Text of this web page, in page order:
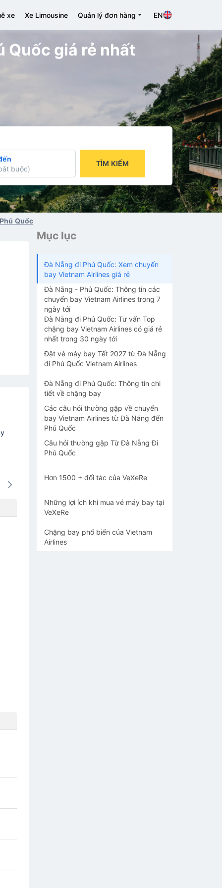
xe Xe Limousine Quản lý đơn hàng EN
Quốc giá rẻ nhất
buộc)
TÌM KIẾM
Quốc
15/08
16/08
Mục lục
Đà Nẵng đi Phú Quốc: Xem chuyến
bay Vietnam Airlines giá rẻ
Đà Nẵng - Phú Quốc: Thông tin các
chuyến bay Vietnam Airlines trong 7
ngày tới
Đà Nẵng đi Phú Quốc: Tư vấn Top
chặng bay Vietnam Airlines có giá rẻ
nhất trong 30 ngày tới
Đặt vé máy bay Tết 2027 từ Đà Nẵng
đi Phú Quốc Vietnam Airlines
Đà Nẵng đi Phú Quốc: Thông tin chi
tiết về chặng bay
Các câu hỏi thường gặp về chuyến
bay Vietnam Airlines từ Đà Nẵng đến
Phú Quốc
Câu hỏi thường gặp Từ Đà Nẵng Đi
Phú Quốc
Hơn 1500 + đối tác của VeXeRe
Những lợi ích khi mua vé máy bay tại
VeXeRe
Chặng bay phổ biến của Vietnam
Airlines